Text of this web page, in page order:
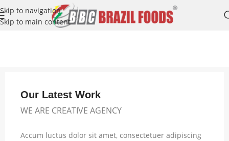
Skip to navigation
Skip to main content
Our Latest Work
WE ARE CREATIVE AGENCY
Accum luctus dolor sit amet, consectetuer adipiscing